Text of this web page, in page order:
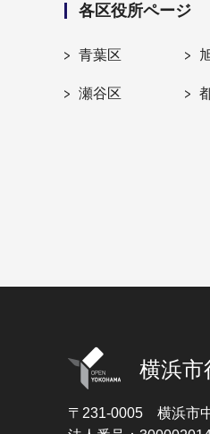
各区役所ページ
青葉区
瀬谷区
横浜市
〒231-0005 横浜市